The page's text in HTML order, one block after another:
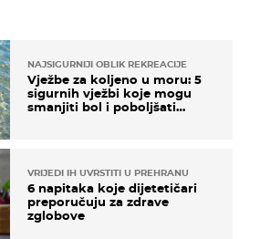
NAJSIGURNIJI OBLIK REKREACIJE
Vježbe za koljeno u moru: 5
sigurnih vježbi koje mogu
smanjiti bol i poboljšati
VRIJEDI IH UVRSTITI U PREHRANU
6 napitaka koje dijetetičari
preporučuju za zdrave
zglobove